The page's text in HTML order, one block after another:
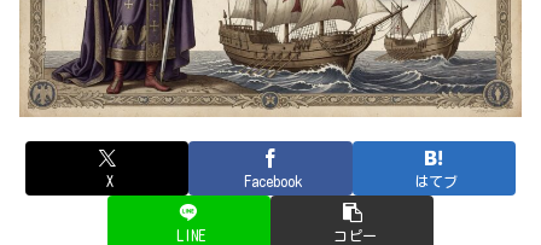
X Facebook はてブ
LINE コピー